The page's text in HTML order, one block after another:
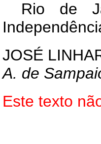
Rio de
JOSÉ
A. de
Este texto